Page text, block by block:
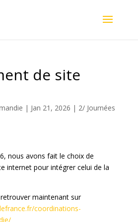
de site
| Jan 21, 2026 | 2/ Journées
nous avons fait le choix de
internet pour intégrer celui de la
maintenant sur
coordinations-